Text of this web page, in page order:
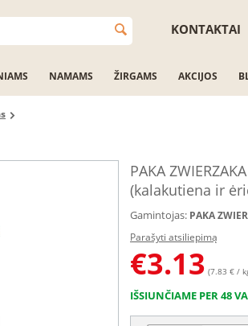
KONTAKTAI
NAMAMS ŽIRGAMS AKCIJOS
PAKA
(kalakutiena ir
Gamintojas: PAKA
Parašyti atsiliepimą
€3.13 (7.83 € /
IŠSIUNČIAME PER 48